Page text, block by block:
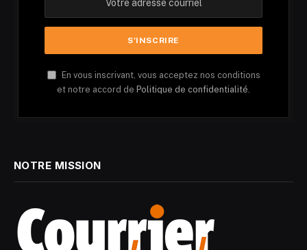
En vous inscrivant, vous acceptez nos conditions
et notre accord de Politique de confidentialité.
NOTRE MISSION